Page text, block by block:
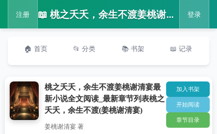
注册 📖 桃之夭夭，余生不渡姜桃谢清宴最新小说全文阅读_最新章节列表桃之夭夭，余生不渡(姜桃谢清宴) 登录
🏠 首页 📂 分类 📚 书架 📖 记录
桃之夭夭，余生不渡姜桃谢清宴最
新小说全文阅读_最新章节列表桃之
夭夭，余生不渡(姜桃谢清宴)
姜桃谢清宴 著
加入书架
开始阅读
章节目录